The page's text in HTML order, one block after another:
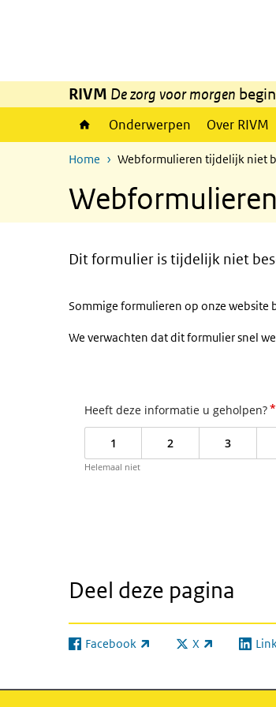
RIVM De zorg voor morgen
Onderwerpen Over RIVM
Home Webformulieren tijdelijk niet
Dit formulier is tijdelijk niet
Sommige formulieren op onze website
We verwachten dat dit formulier snel
Heeft deze informatie u geholpen?*
1 2 3
Helemaal niet
Deel deze pagina
Facebook
(externe link) X
(externe link)